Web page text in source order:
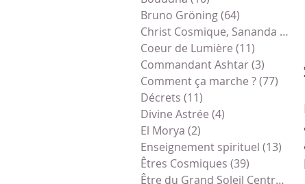
Bruno Gröning(64)
Christ Cosmique, Sananda (78)
Coeur de Lumière (11)
Commandant Ashtar(3)
Comment ça marche ?(77) 77
Décrets (11)
Divine Astrée (4)
El Morya (2)
Enseignement spirituel (13) 13
Êtres Cosmiques (39)
Être du Grand Soleil Central